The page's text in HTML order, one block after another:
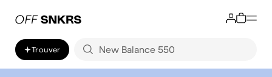
Trouver